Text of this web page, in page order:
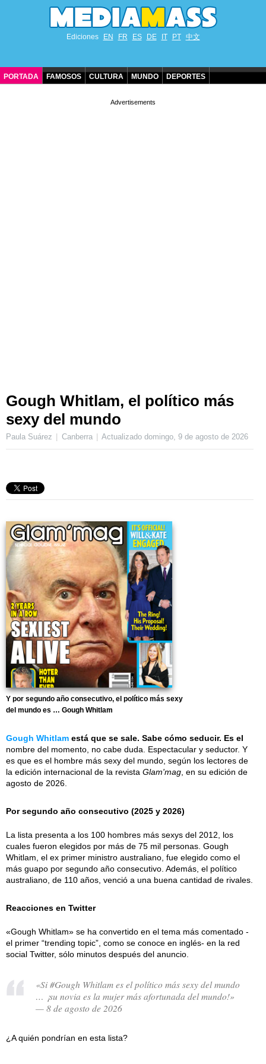
Ediciones EN FR ES DE IT PT 中文
PORTADA FAMOSOS CULTURA MUNDO DEPORTES
Gough Whitlam, el político más
sexy del mundo
Paula Suárez Canberra Actualizadodomingo, 9 de agosto de 2026
Y por segundo año consecutivo, el político más sexy
del mundo es … Gough Whitlam
Gough Whitlam está que se sale. Sabe cómo seducir. Es el
nombre del momento, no cabe duda. Espectacular y seductor. Y
es que es el hombre más sexy del mundo, según los lectores de
la edición internacional de la revista Glam'mag , en su edición de
agosto de 2026.
Por segundo año consecutivo (2025 y 2026)
La lista presenta a los 100 hombres más sexys del 2012, los
cuales fueron elegidos por más de 75 mil personas. Gough
Whitlam, el ex primer ministro australiano, fue elegido como el
más guapo por segundo año consecutivo. Además, el político
australiano, de 110 años, venció a una buena cantidad de rivales.
Reacciones en Twitter
«Gough Whitlam» se ha convertido en el tema más comentado -
el primer “trending topic”, como se conoce en inglés- en la red
social Twitter, sólo minutos después del anuncio.
«Si #Gough Whitlam es el político más sexy del mundo
… ¡su novia es la mujer más afortunada del mundo!»
— 8 de agosto de 2026
¿A quién pondrían en esta lista?